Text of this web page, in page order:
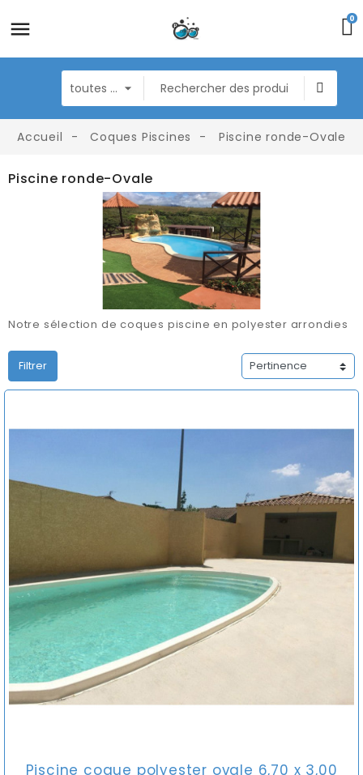
0
Accueil Coques Piscines Piscine ronde-Ovale
Piscine ronde-Ovale
Notre sélection de coques piscine en polyester arrondies
Filtrer
Piscine coque polyester ovale 6,70 x 3,00